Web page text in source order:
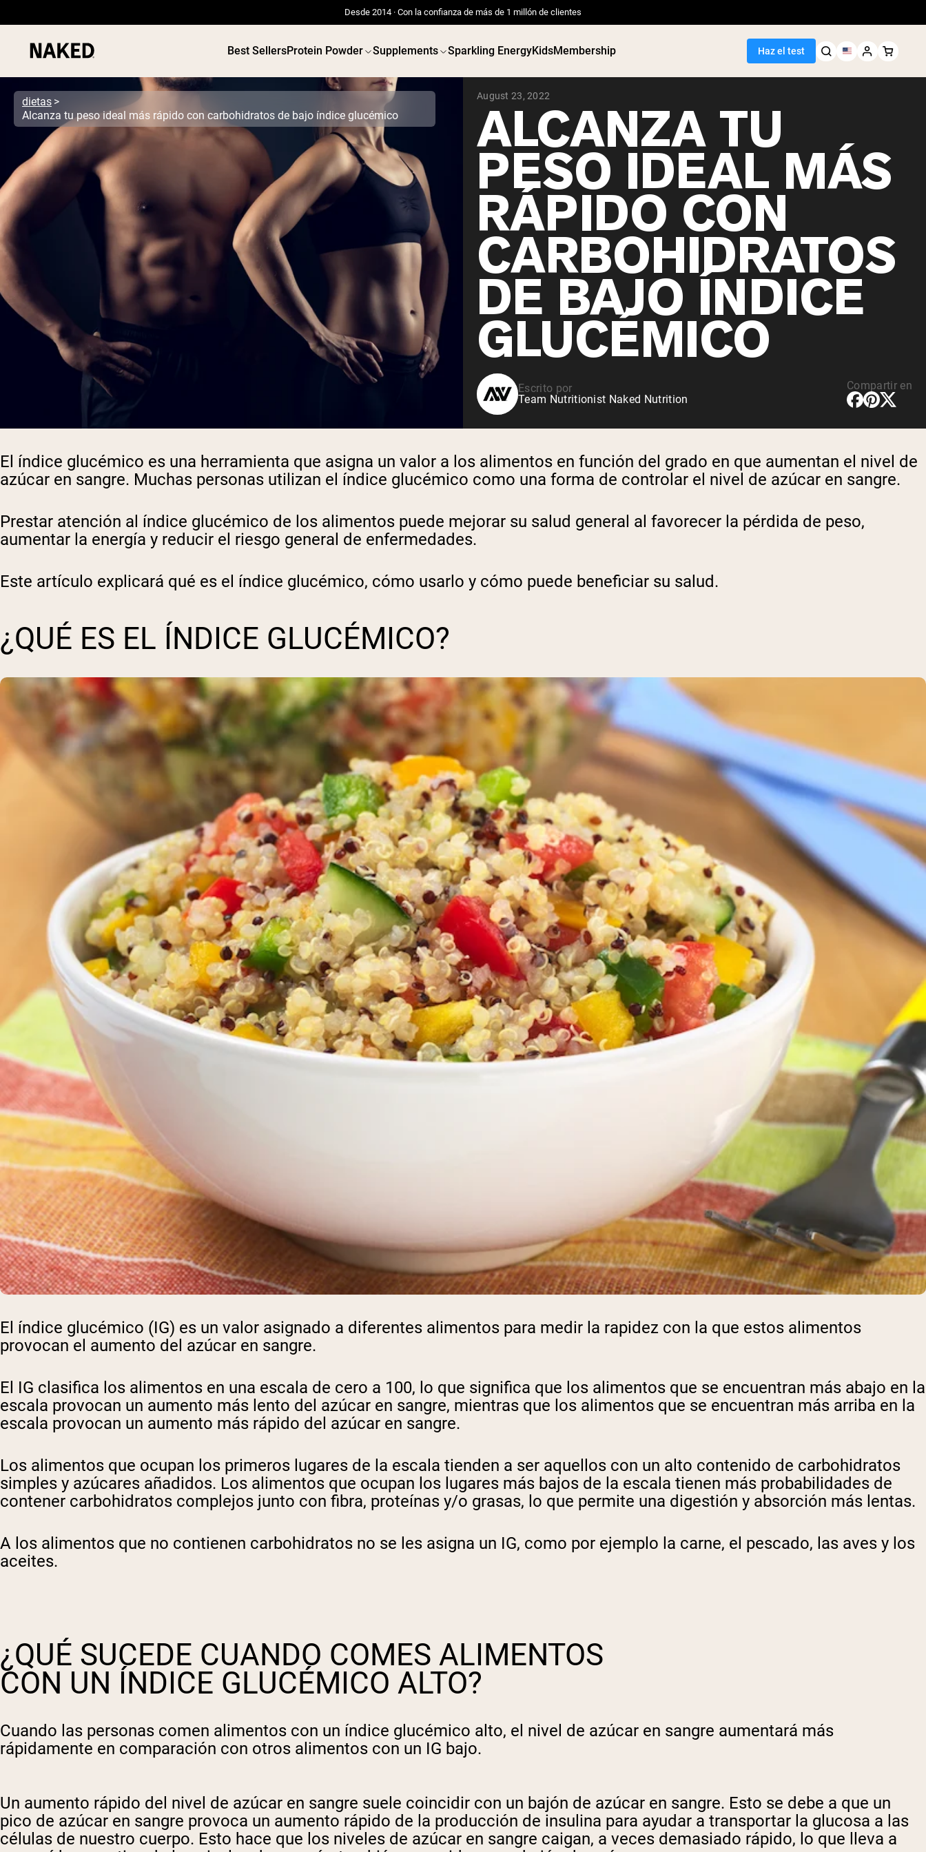
Desde 2014 · Con la confianza de más de 1 millón de clientes
Best SellersProtein Powder Supplements Sparkling EnergyKidsMembership Haz el test
Términos de Búsqueda Populares
”Protein Powder“
”Overnight Oats“
”Vegan protein“
”Collagen“
”Micellar Casein“
dietas
Alcanza tu peso ideal más rápido con carbohidratos de bajo índice glucémico
August 23, 2022
ALCANZA TU
PESO IDEAL MÁS
RÁPIDO CON
CARBOHIDRATOS
DE BAJO ÍNDICE
GLUCÉMICO
Escrito por
Team Nutritionist Naked Nutrition
Compartir en
El índice glucémico es una herramienta que asigna un valor a los alimentos en función del grado en que aumentan el nivel de
azúcar en sangre. Muchas personas utilizan el índice glucémico como una forma de controlar el nivel de azúcar en sangre.
Prestar atención al índice glucémico de los alimentos puede mejorar su salud general al favorecer la pérdida de peso,
aumentar la energía y reducir el riesgo general de enfermedades.
Este artículo explicará qué es el índice glucémico, cómo usarlo y cómo puede beneficiar su salud.
¿QUÉ ES EL ÍNDICE GLUCÉMICO?
El índice glucémico (IG) es un valor asignado a diferentes alimentos para medir la rapidez con la que estos alimentos
provocan el aumento del azúcar en sangre.
El IG clasifica los alimentos en una escala de cero a 100, lo que significa que los alimentos que se encuentran más abajo en la
escala provocan un aumento más lento del azúcar en sangre, mientras que los alimentos que se encuentran más arriba en la
escala provocan un aumento más rápido del azúcar en sangre.
Los alimentos que ocupan los primeros lugares de la escala tienden a ser aquellos con un alto contenido de carbohidratos
simples y azúcares añadidos. Los alimentos que ocupan los lugares más bajos de la escala tienen más probabilidades de
contener carbohidratos complejos junto con fibra, proteínas y/o grasas, lo que permite una digestión y absorción más lentas.
A los alimentos que no contienen carbohidratos no se les asigna un IG, como por ejemplo la carne, el pescado, las aves y los
aceites.
¿QUÉ SUCEDE CUANDO COMES ALIMENTOS
CON UN ÍNDICE GLUCÉMICO ALTO?
Cuando las personas comen alimentos con un índice glucémico alto, el nivel de azúcar en sangre aumentará más
rápidamente en comparación con otros alimentos con un IG bajo.
Un aumento rápido del nivel de azúcar en sangre suele coincidir con un bajón de azúcar en sangre. Esto se debe a que un
pico de azúcar en sangre provoca un aumento rápido de la producción de insulina para ayudar a transportar la glucosa a las
células de nuestro cuerpo. Esto hace que los niveles de azúcar en sangre caigan, a veces demasiado rápido, lo que lleva a